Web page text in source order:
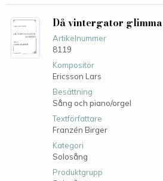
Då vintergator glimma
Artikelnummer
8119
Kompositör
Ericsson Lars
Besättning
Sång och piano/orgel
Textförfattare
Franzén Birger
Kategori
Solosång
Produktgrupp